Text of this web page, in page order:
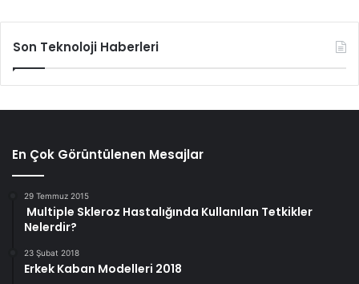
Son Teknoloji Haberleri
En Çok Görüntülenen Mesajlar
29 Temmuz 2015
Multiple Skleroz Hastalığında Kullanılan Tetkikler
Nelerdir?
23 Şubat 2018
Erkek Kaban Modelleri 2018